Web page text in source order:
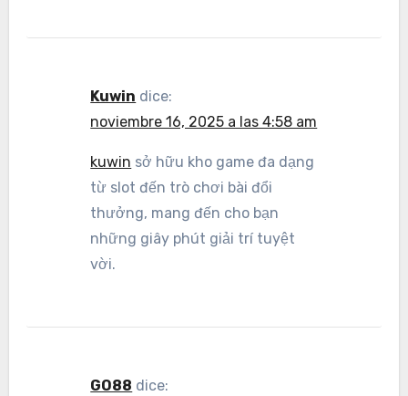
Kuwin dice:
noviembre 16, 2025 a las 4:58 am
kuwin sở hữu kho game đa dạng
từ slot đến trò chơi bài đổi
thưởng, mang đến cho bạn
những giây phút giải trí tuyệt
vời.
GO88 dice: